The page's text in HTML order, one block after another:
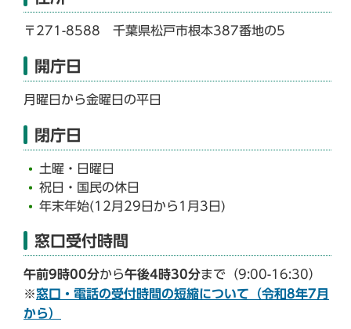
〒271-8588 千葉県松戸市根本387番地の5
開庁日
月曜日から金曜日の平日
閉庁日
土曜・日曜日
祝日・国民の休日
年末年始(12月29日から1月3日)
窓口受付時間
午前9時00分から午後4時30分まで（9:00-16:30）
※窓口・電話の受付時間の短縮について（令和8年7月
から）